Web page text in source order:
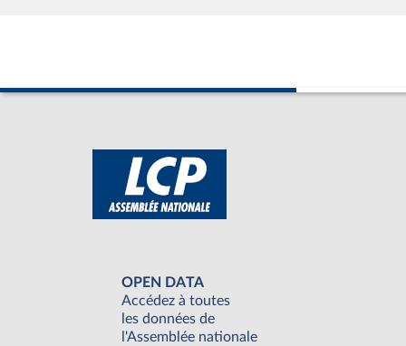
OPEN DATA
Accédez à toutes
les données de
l'Assemblée nationale